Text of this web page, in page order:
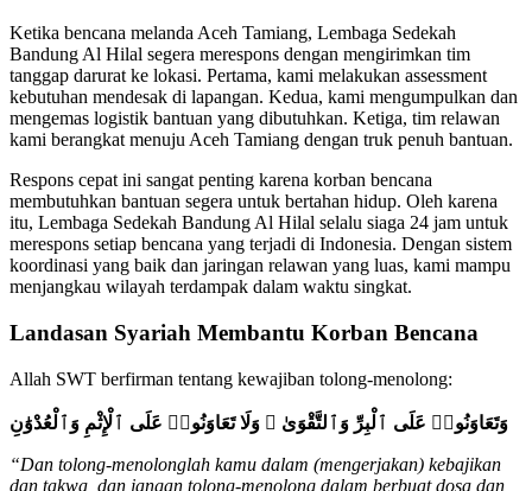
Ketika bencana melanda Aceh Tamiang, Lembaga Sedekah
Bandung Al Hilal segera merespons dengan mengirimkan tim
tanggap darurat ke lokasi. Pertama, kami melakukan assessment
kebutuhan mendesak di lapangan. Kedua, kami mengumpulkan dan
mengemas logistik bantuan yang dibutuhkan. Ketiga, tim relawan
kami berangkat menuju Aceh Tamiang dengan truk penuh bantuan.
Respons cepat ini sangat penting karena korban bencana
membutuhkan bantuan segera untuk bertahan hidup. Oleh karena
itu, Lembaga Sedekah Bandung Al Hilal selalu siaga 24 jam untuk
merespons setiap bencana yang terjadi di Indonesia. Dengan sistem
koordinasi yang baik dan jaringan relawan yang luas, kami mampu
menjangkau wilayah terdampak dalam waktu singkat.
Landasan Syariah Membantu Korban Bencana
Allah SWT berfirman tentang kewajiban tolong-menolong:
وَتَعَاوَنُوا۟ عَلَى ٱلْبِرِّ وَٱلتَّقْوَىٰ ۖ وَلَا تَعَاوَنُوا۟ عَلَى ٱلْإِثْمِ وَٱلْعُدْوَٰنِ
“Dan tolong-menolonglah kamu dalam (mengerjakan) kebajikan
dan takwa, dan jangan tolong-menolong dalam berbuat dosa dan